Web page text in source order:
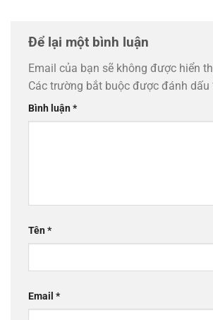
Để lại một bình luận
Email của bạn sẽ không được hiển
Các trường bắt buộc được đánh dấu
Bình luận*
Tên*
Email *